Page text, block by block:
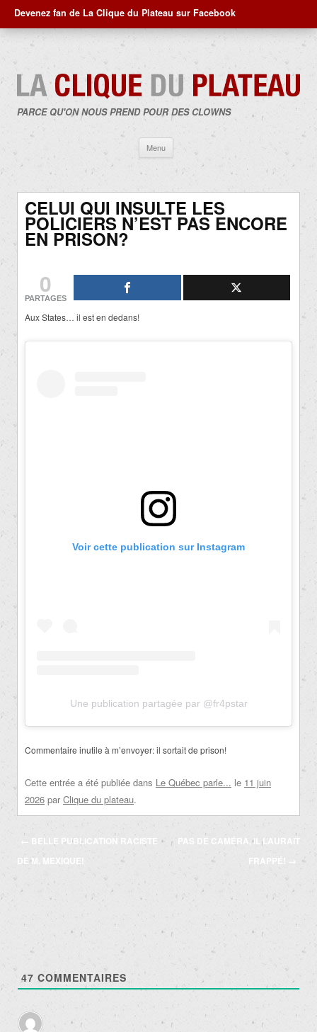
Devenez fan de La Clique du Plateau sur Facebook
PARCE QU'ON NOUS PREND POUR DES CLOWNS
Menu
contenu
CELUI QUI INSULTE LES
POLICIERS N’EST PAS ENCORE
EN PRISON?
0
PARTAGES
Aux States… il est en dedans!
Voir cette publication sur Instagram
Une publication partagée par @fr4pstar
Commentaire inutile à m’envoyer: il sortait de prison!
Cette entrée a été publiée dans Le Québec parle... le 11 juin
2026 par Clique du plateau.
Navigation
des
← BELLE PUBLICATION RACISTE
DE M. MEXIQUE!
PAS DE CAMÉRA, IL L’AURAIT
FRAPPÉ!
→
47 COMMENTAIRES